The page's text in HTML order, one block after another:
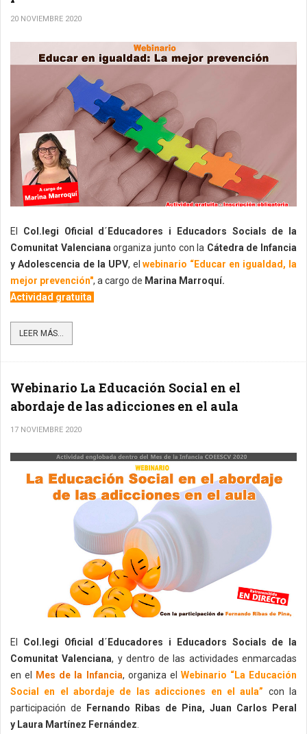
20 NOVIEMBRE 2020
El Col.legi Oficial d´Educadores i Educadors Socials de la
Comunitat Valenciana organiza junto con la Cátedra de Infancia
y Adolescencia de la UPV, el webinario “Educar en igualdad, la
mejor prevención", a cargo de Marina Marroquí.
Actividad gratuita
LEER MÁS...
Webinario La Educación Social en el
abordaje de las adicciones en el aula
17 NOVIEMBRE 2020
El Col.legi Oficial d´Educadores i Educadors Socials de la
Comunitat Valenciana, y dentro de las actividades enmarcadas
en el
Mes de la Infancia, organiza el Webinario “La Educación
Social en el abordaje de las adicciones en el aula” con la
participación de
Fernando Ribas de Pina, Juan Carlos Peral
y Laura Martínez Fernández